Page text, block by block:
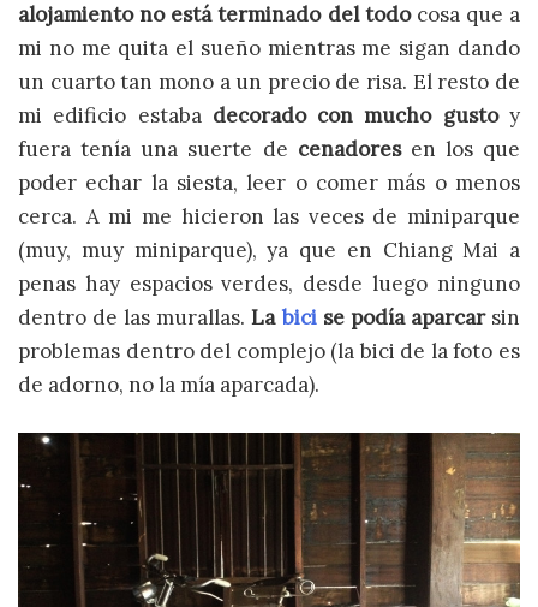
alojamiento no está terminado del todocosa que a
mi no me quita el sueño mientras me sigan dando
un cuarto tan mono a un precio de risa. El resto de
mi edificio estaba decorado con mucho gustoy
fuera tenía una suerte de cenadoresen los que
poder echar la siesta, leer o comer más o menos
cerca. A mi me hicieron las veces de miniparque
(muy, muy miniparque), ya que en Chiang Mai a
penas hay espacios verdes, desde luego ninguno
dentro de las murallas.La bicise podía aparcarsin
problemas dentro del complejo (la bici de la foto es
de adorno, no la mía aparcada).